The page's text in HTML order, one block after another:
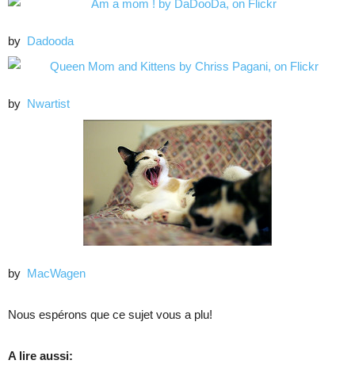
by Dadooda
by Nwartist
by MacWagen
Nous espérons que ce sujet vous a plu!
A lire aussi: